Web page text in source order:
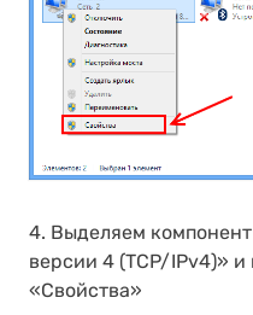
4. Выделяем
версии 4 (TCP/IPv4)»
«Свойства»